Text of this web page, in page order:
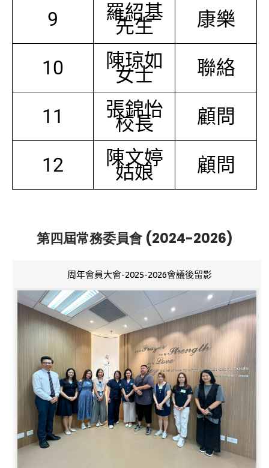
9 羅紹基
先生 康樂
10 陳琼如
女士 聯絡
11 張錦怡
校長 顧問
12 陳文婷
姑娘 顧問
第四屆常務委員會 (2024-2026)
周年會員大會-2025-2026會議後留影